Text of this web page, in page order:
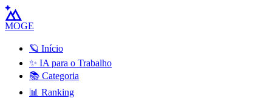
MOGE
🪐 Início
✨ IA para o Trabalho
📚 Categoria
📊 Ranking